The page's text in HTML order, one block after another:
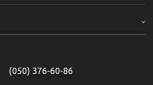
(050) 376-60-86